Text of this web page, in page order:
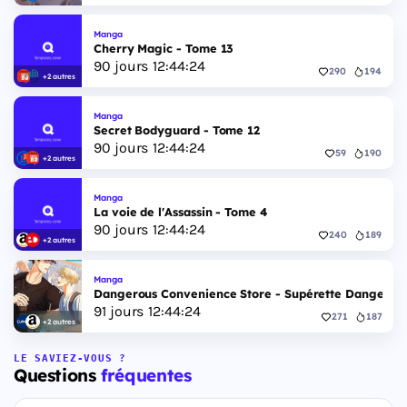
+2 autres
Manga
Cherry Magic - Tome 13
90 jours 12:44:23 290 194
+2 autres
Manga
Secret Bodyguard - Tome 12
90 jours 12:44:23 59 190
+2 autres
Manga
La voie de l'Assassin - Tome 4
90 jours 12:44:23 240 189
+2 autres
Manga
Dangerous Convenience Store - Supérette
91 jours 12:44:23 271 187
LE SAVIEZ-VOUS ?
Questionsfréquentes